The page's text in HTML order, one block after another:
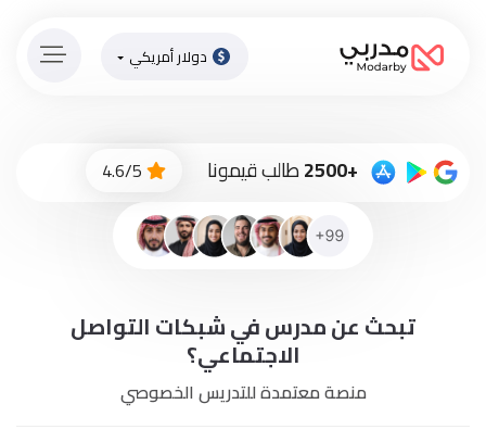
الاّن
دولار أمريكي
+2500 طالب قيمونا 4.6/5
تبحث عن مدرس في شبكات التواصل
الاجتماعي؟
منصة معتمدة للتدريس الخصوصي